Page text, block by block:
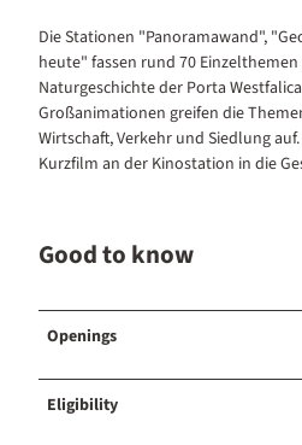
Die Stationen "Panoramawand",
heute" fassen rund 70
Naturgeschichte der Porta
Großanimationen greifen die
Wirtschaft, Verkehr und Siedlung
Kurzfilm an der Kinostation in die
Good to know
Openings
Eligibility